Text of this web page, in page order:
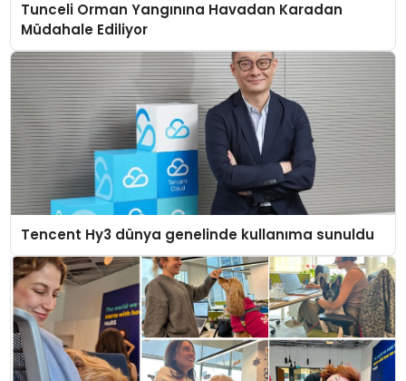
Tunceli Orman Yangınına Havadan Karadan
Müdahale Ediliyor
Tencent Hy3 dünya genelinde kullanıma sunuldu